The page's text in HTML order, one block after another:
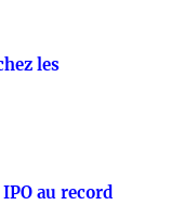
les
au record